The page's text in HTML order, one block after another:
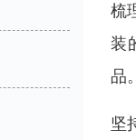
梳
装
品
坚